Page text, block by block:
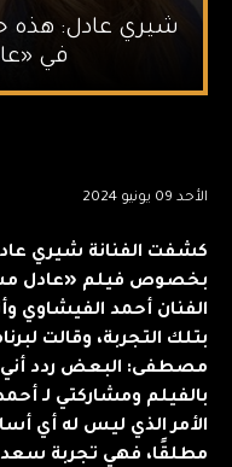
شيري عادل: هذه
في
الأحد 09 يونيو 2024
كشفت الفنانة شيري
بخصوص فيلم «عادل
الفنان أحمد الفيشاوي
بتلك التجربة، وقالت
مصطفى: البعض ردد
بالفيلم ومشاركتي لـ
الأمر الذي ليس له أي
مطلقًا، فهي تجربة